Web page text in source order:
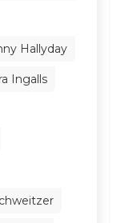
Hallyday
Ingalls